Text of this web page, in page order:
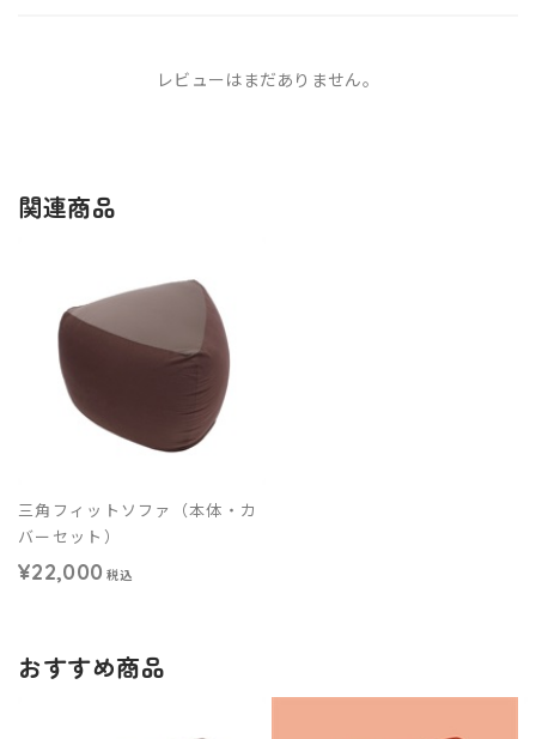
レビューはまだありません。
関連商品
三角フィットソファ（本体・カ
バーセット）
¥22,000 税込
おすすめ商品